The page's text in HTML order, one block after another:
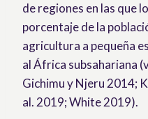
de regiones en las que
porcentaje de la
agricultura a pequeña
al África subsahariana
Gichimu y Njeru 2014;
al. 2019; White 2019).